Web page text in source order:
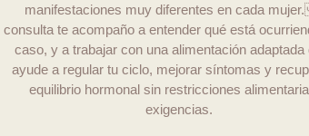
manifestaciones muy diferentes en cada
consulta te acompaño a entender qué está
caso, y a trabajar con una alimentación adaptada
ayude a regular tu ciclo, mejorar síntomas y
equilibrio hormonal sin restricciones
exigencias.